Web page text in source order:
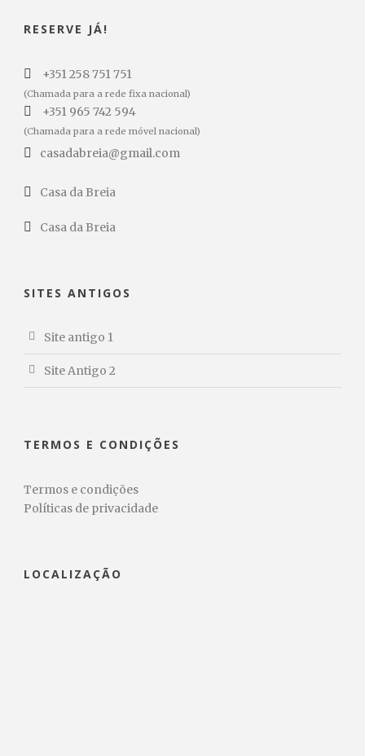
RESERVE JÁ!
+351 258 751 751
(Chamada para a rede fixa nacional)
+351 965 742 594
(Chamada para a rede móvel nacional)
casadabreia@gmail.com
Casa da Breia
Casa da Breia
SITES ANTIGOS
Site antigo 1
Site Antigo 2
TERMOS E CONDIÇÕES
Termos e condições
Políticas de privacidade
LOCALIZAÇÃO